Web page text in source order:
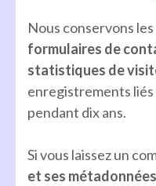
Nous conservons
formulaires de
statistiques de
enregistrements liés
pendant dix ans.
Si vous laissez un
et ses